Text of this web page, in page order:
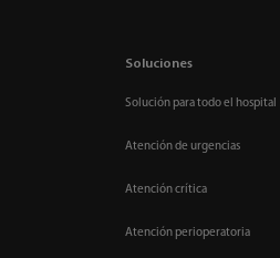
Soluciones
Solución para todo el hospital
Atención de urgencias
Atención crítica
Atención perioperatoria